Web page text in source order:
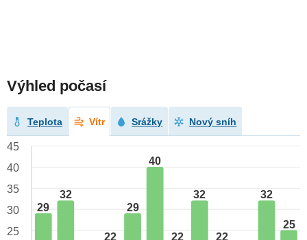
Výhled počasí
Teplota Vítr Srážky Nový sníh
29
32
22
29
40
22
32
22
32
25
45
40
35
30
25